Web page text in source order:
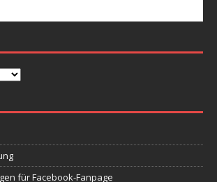
für Facebook-Fanpage